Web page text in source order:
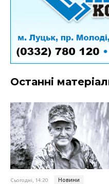
Останні
Сьогодні, 14:20 Новини